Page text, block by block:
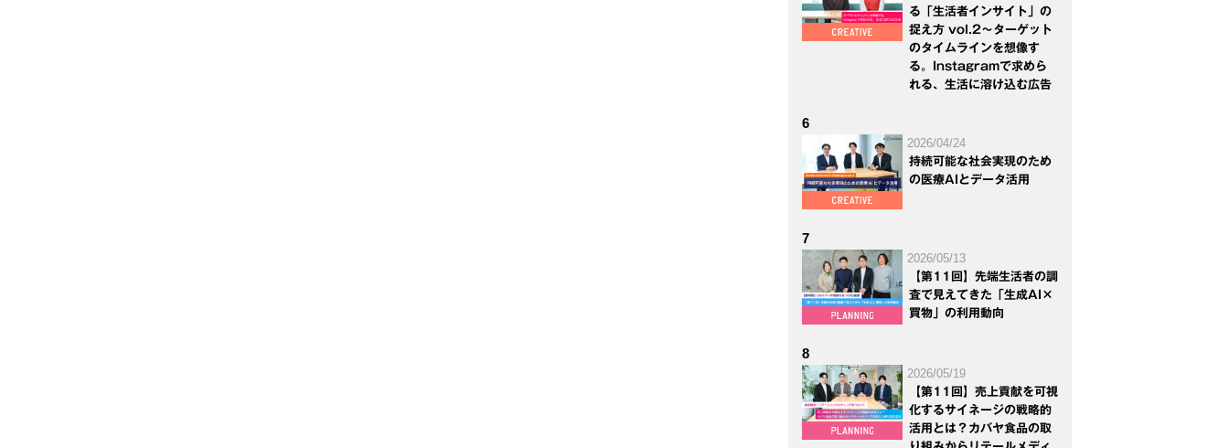
る「生活者インサイト」の
捉え方 vol.2～ターゲット
のタイムラインを想像す
る。Instagramで求めら
れる、生活に溶け込む広告
6
2026/04/24
持続可能な社会実現のため
の医療AIとデータ活用
7
2026/05/13
【第11回】先端生活者の調
査で見えてきた「生成AI×
買物」の利用動向
8
2026/05/19
【第11回】売上貢献を可視
化するサイネージの戦略的
活用とは？カバヤ食品の取